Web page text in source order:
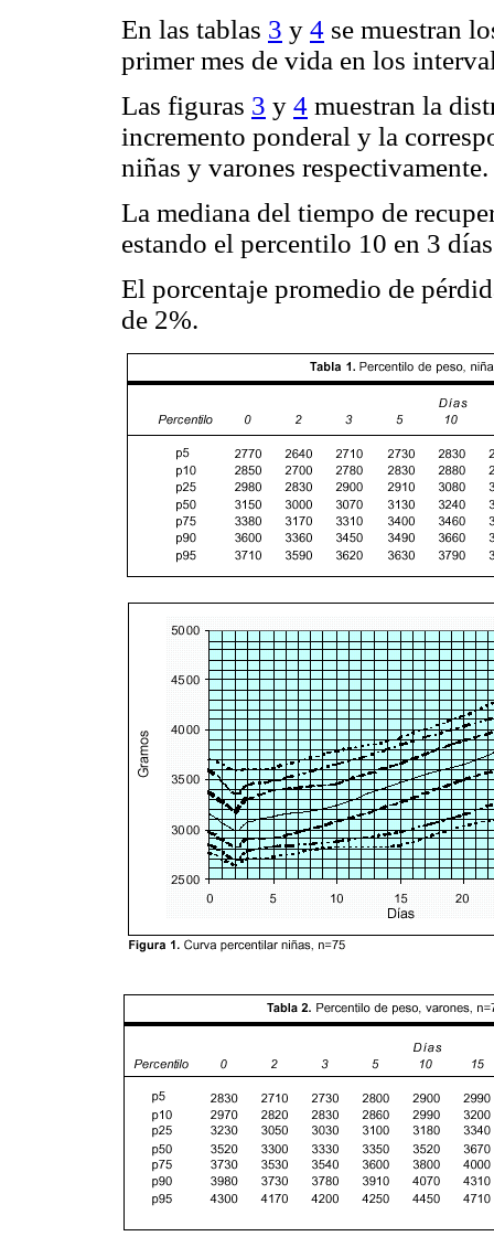
En las tablas 3 y 4 se muestran
primer mes de vida en los
Las figuras 3 y 4 muestran la
incremento ponderal y la
niñas y varones respectivamente.
La mediana del tiempo de
estando el percentilo 10 en 3
El porcentaje promedio de
de 2%.